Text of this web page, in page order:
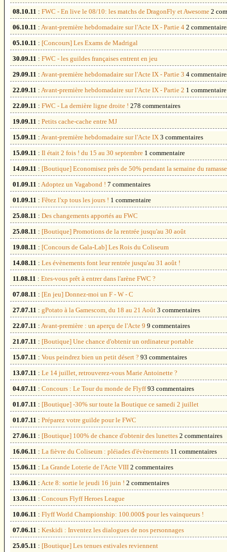
08.10.11 : FWC - En live le 08/10: les matchs de DragonFly et Awesome 2
06.10.11 : Avant-première hebdomadaire sur l'Acte IX - Partie 4 2
05.10.11 : [Concours] Les Exams de Madrigal
30.09.11 : FWC - les guildes françaises entrent en jeu
29.09.11 : Avant-première hebdomadaire sur l'Acte IX - Partie 3 4
22.09.11 : Avant-première hebdomadaire sur l'Acte IX - Partie 2 1 commentaire
22.09.11 : FWC - La dernière ligne droite ! 278 commentaires
19.09.11 : Petits cache-cache entre MJ
15.09.11 : Avant-première hebdomadaire sur l'Acte IX 3 commentaires
15.09.11 : Il était 2 fois ! du 15 au 30 septembre 1 commentaire
14.09.11 : [Boutique] Economisez près de 50% pendant la semaine du
01.09.11 : Adoptez un Vagabond ! 7 commentaires
01.09.11 : Fêtez l'xp tous les jours ! 1 commentaire
25.08.11 : Des changements apportés au FWC
25.08.11 : [Boutique] Promotions de la rentrée jusqu'au 30 août
19.08.11 : [Concours de Gala-Lab] Les Rois du Coliseum
14.08.11 : Les évènements font leur rentrée jusqu'au 31 août !
11.08.11 : Etes-vous prêt à entrer dans l'arène FWC ?
07.08.11 : [En jeu] Donnez-moi un F - W - C
27.07.11 : gPotato à la Gamescom, du 18 au 21 Août 3 commentaires
22.07.11 : Avant-première : un aperçu de l'Acte 9 9 commentaires
21.07.11 : [Boutique] Une chance d'obtenir un ordinateur portable
15.07.11 : Vous peindrez bien un petit désert ? 93 commentaires
13.07.11 : Le 14 juillet, retrouverez-vous Marie Antoinette ?
04.07.11 : Concours : Le Tour du monde de Flyff 93 commentaires
01.07.11 : [Boutique] -30% sur toute la Boutique ce samedi 2 juillet
01.07.11 : Préparez votre guilde pour le FWC
27.06.11 : [Boutique] 100% de chance d'obtenir des lunettes 2 commentaires
16.06.11 : La fièvre du Coliseum : pléiades d'évènements 11 commentaires
15.06.11 : La Grande Loterie de l'Acte VIII 2 commentaires
13.06.11 : Acte 8: sortie le jeudi 16 juin ! 2 commentaires
13.06.11 : Concours Flyff Heroes League
10.06.11 : Flyff World Championship: 100.000$ pour les vainqueurs !
07.06.11 : Keskidi : Inventez les dialogues de nos personnages
25.05.11 : [Boutique] Les tenues estivales reviennent